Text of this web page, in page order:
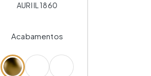
AURI IL 1860
Acabamentos